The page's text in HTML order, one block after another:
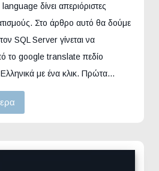
δίνει απεριόριστες
Στο άρθρο αυτό θα δούμε
SQL Server γίνεται να
το google translate πεδίο
με ένα κλικ. Πρώτα…